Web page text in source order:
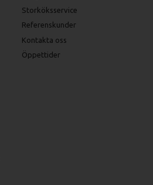
Storköksservice
Referenskunder
Kontakta oss
Öppettider